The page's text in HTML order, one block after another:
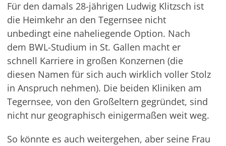
Für den damals 28-jährigen Ludwig Klitzsch ist
die Heimkehr an den Tegernsee nicht
unbedingt eine naheliegende Option. Nach
dem BWL-Studium in St. Gallen macht er
schnell Karriere in großen Konzernen (die
diesen Namen für sich auch wirklich voller Stolz
in Anspruch nehmen). Die beiden Kliniken am
Tegernsee, von den Großeltern gegründet, sind
nicht nur geographisch einigermaßen weit weg.
So könnte es auch weitergehen, aber seine Frau